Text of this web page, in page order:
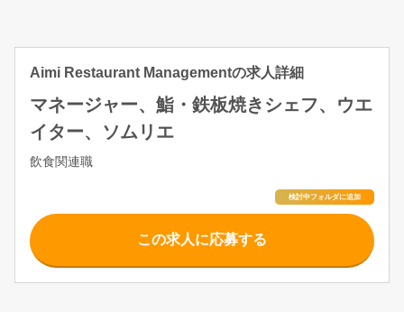
Aimi Restaurant Managementの求人詳細
マネージャー、鮨・鉄板焼きシェフ、ウエ
イター、ソムリエ
飲食関連職
この求人に応募する